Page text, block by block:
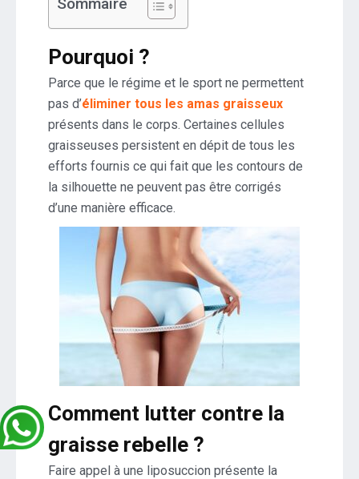
Pourquoi ?
Parce que le régime et le sport ne permettent
pas d’éliminer tous les amas graisseux
présents dans le corps. Certaines cellules
graisseuses persistent en dépit de tous les
efforts fournis ce qui fait que les contours de
la silhouette ne peuvent pas être corrigés
d’une manière efficace.
Comment lutter contre la
graisse rebelle ?
Faire appel à une liposuccion présente la